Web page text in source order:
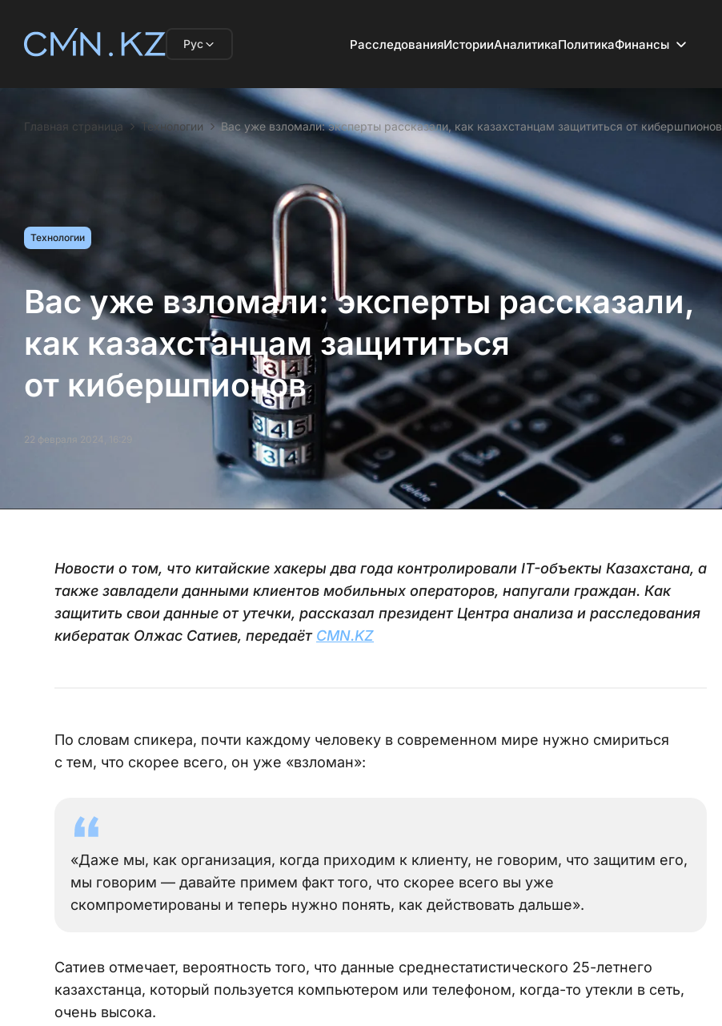
Рус РасследованияИсторииАналитикаПолитикаФинансы
Главная страница Технологии Вас уже взломали: эксперты рассказали, как казахстанцам защититься от кибершпионов
Технологии
Вас уже взломали: эксперты рассказали,
как казахстанцам защититься
от кибершпионов
22 февраля 2024, 16:29
Новости о том, что китайские хакеры два года контролировали IT-объекты Казахстана, а
также завладели данными клиентов мобильных операторов, напугали граждан. Как
защитить свои данные от утечки, рассказал президент Центра анализа и расследования
кибератак Олжас Сатиев, передаёт CMN.KZ
По словам спикера, почти каждому человеку в современном мире нужно смириться
с тем, что скорее всего, он уже «взломан»:
«Даже мы, как организация, когда приходим к клиенту, не говорим, что защитим его,
мы говорим — давайте примем факт того, что скорее всего вы уже
скомпрометированы и теперь нужно понять, как действовать дальше».
Сатиев отмечает, вероятность того, что данные среднестатистического 25-летнего
казахстанца, который пользуется компьютером или телефоном, когда-то утекли в сеть,
очень высока.